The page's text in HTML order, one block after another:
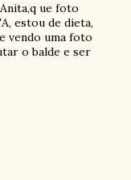
ue foto
estou de dieta,
vendo uma foto
o balde e ser